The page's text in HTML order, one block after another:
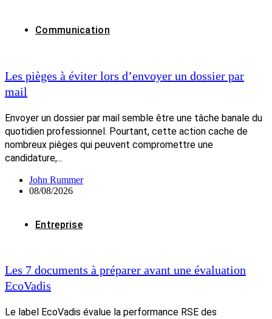
Communication
Les pièges à éviter lors d’envoyer un dossier par
mail
Envoyer un dossier par mail semble être une tâche banale du
quotidien professionnel. Pourtant, cette action cache de
nombreux pièges qui peuvent compromettre une
candidature,...
John Rummer
08/08/2026
Entreprise
Les 7 documents à préparer avant une évaluation
EcoVadis
Le label EcoVadis évalue la performance RSE des